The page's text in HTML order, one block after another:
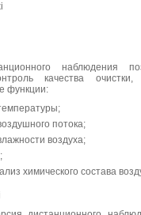
наблюдения
качества
функции:
потока;
воздуха;
химического состава